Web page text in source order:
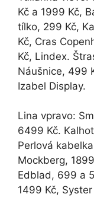
Kč a 1999 Kč,
tílko, 299 Kč,
Kč, Cras
Kč, Lindex.
Náušnice, 499
Izabel Display.
Lina vpravo:
6499 Kč.
Perlová
Mockberg,
Edblad, 699 a
1499 Kč, Syster